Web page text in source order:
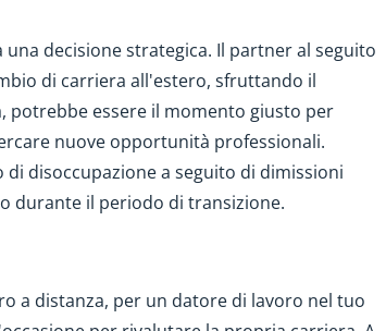
decisione strategica. Il partner al seguito
di carriera all'estero, sfruttando il
essere il momento giusto per
nuove opportunità professionali.
disoccupazione a seguito di dimissioni
durante il periodo di transizione.
a distanza, per un datore di lavoro nel tuo